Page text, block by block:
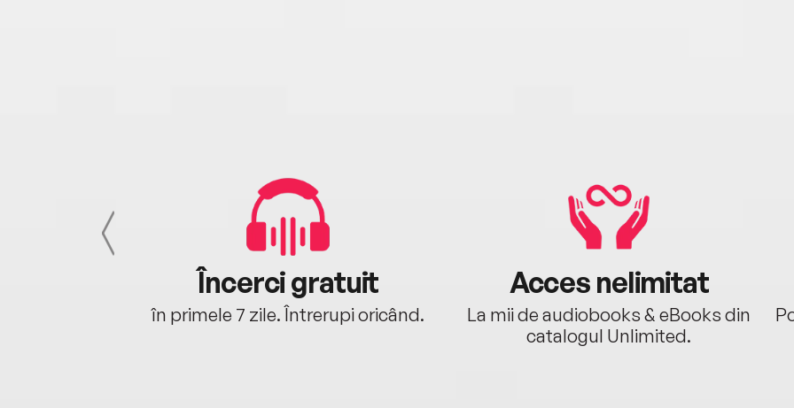
Încerci gratuit
în primele 7 zile. Întrerupi oricând.
Acces nelimitat
La mii de audiobooks & eBooks din
catalogul Unlimited.